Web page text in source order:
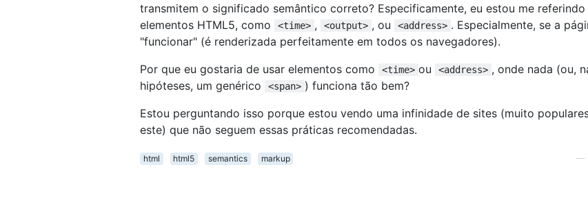
transmitem o significado semântico correto? Especificamente, eu estou me
elementos HTML5, como
<time> , <output> , ou <address> . Especialmente, se a
"funcionar" (é renderizada perfeitamente em todos os navegadores).
Por que eu gostaria de usar elementos como
<time> ou <address> , onde nada (ou,
hipóteses, um genérico
<span> ) funciona tão bem?
Estou perguntando isso porque estou vendo uma infinidade de sites (muito
este) que não seguem essas práticas recomendadas.
html html5 semantics markup —